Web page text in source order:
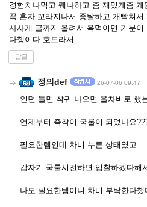
경험치나먹고 퀘나하고 좀 재밌게좀 게
꼭 혼자 꼬라지나서 중탈하고 개빡쳐서
사사게 글까지 올려서 욕먹이면 기분이
다행이다 호드라서
답글
정의def 26-07-06 09:47
인던 돌면 착귀 나오면 올차비로 했
언제부터 즉착이 국룰이 되었나요
필요한템인데 차비 누른 상태였고
갑자기 국룰시전하면 입찰하겠다해
나도 필요한템이니 차비 부탁한다했